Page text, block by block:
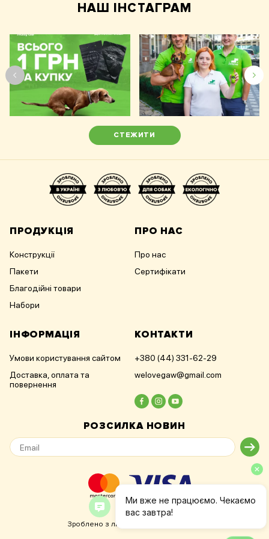
НАШ ІНСТАГРАМ
СТЕЖИТИ
ПРОДУКЦІЯ
Конструкції
Пакети
Благодійні товари
Набори
ПРО НАС
Про нас
Сертифікати
ІНФОРМАЦІЯ
Умови користування сайтом
Доставка, оплата та
повернення
КОНТАКТИ
+380 (44) 331-62-29
welovegaw@gmail.com
РОЗСИЛКА НОВИН
Зроблено з любов'ю